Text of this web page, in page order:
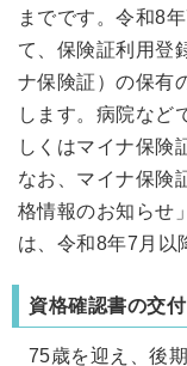
までです。令和8
て、保険証利用登
ナ保険証）の保有
します。病院など
しくはマイナ保険
なお、マイナ保険
格情報のお知らせ
は、令和8年7月以
資格確認書の交付
75歳を迎え、後